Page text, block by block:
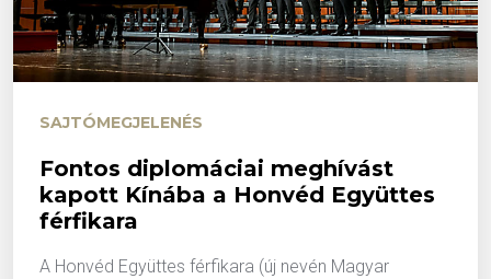
SAJTÓMEGJELENÉS
Fontos diplomáciai meghívást
kapott Kínába a Honvéd Együttes
férfikara
A Honvéd Együttes férfikara (új nevén Magyar